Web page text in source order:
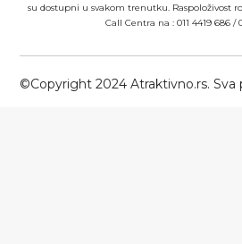
su dostupni u svakom trenutku. Raspoloživost
Call Centra na : 011 4419 686 /
©Copyright 2024 Atraktivno.rs. Sva